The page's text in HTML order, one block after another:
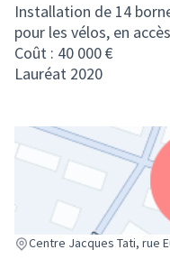
Installation de 14
pour les vélos, en
Coût : 40 000 €
Lauréat 2020
Centre Jacques Tati, rue
(Lien externe)